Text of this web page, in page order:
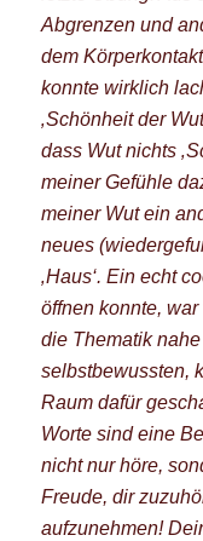
Abgrenzen und
dem
konnte wirklich
‚Schönheit der
dass Wut nichts
meiner Gefühle
meiner Wut ein
neues
‚Haus‘. Ein echt
öffnen konnte,
die Thematik
selbstbewussten,
Raum dafür
Worte sind eine
nicht nur höre,
Freude, dir
aufzunehmen!